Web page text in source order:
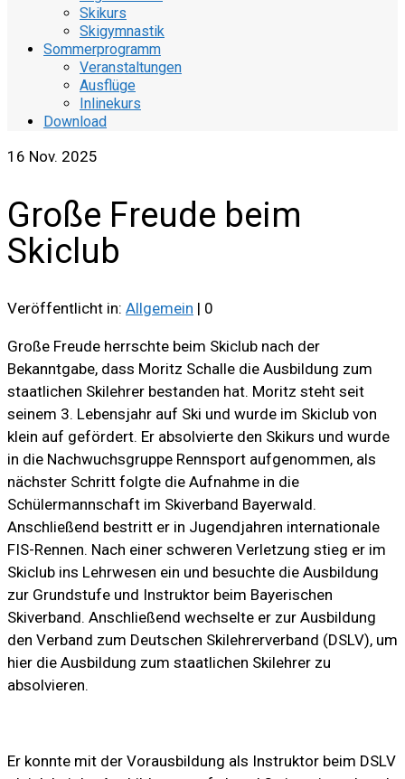
Skikurs
Skigymnastik
Sommerprogramm
Veranstaltungen
Ausflüge
Inlinekurs
Download
16 Nov. 2025
Große Freude beim
Skiclub
Veröffentlicht in: Allgemein | 0
Große Freude herrschte beim Skiclub nach der
Bekanntgabe, dass Moritz Schalle die Ausbildung zum
staatlichen Skilehrer bestanden hat. Moritz steht seit
seinem 3. Lebensjahr auf Ski und wurde im Skiclub von
klein auf gefördert. Er absolvierte den Skikurs und wurde
in die Nachwuchsgruppe Rennsport aufgenommen, als
nächster Schritt folgte die Aufnahme in die
Schülermannschaft im Skiverband Bayerwald.
Anschließend bestritt er in Jugendjahren internationale
FIS-Rennen. Nach einer schweren Verletzung stieg er im
Skiclub ins Lehrwesen ein und besuchte die Ausbildung
zur Grundstufe und Instruktor beim Bayerischen
Skiverband. Anschließend wechselte er zur Ausbildung
den Verband zum Deutschen Skilehrerverband (DSLV), um
hier die Ausbildung zum staatlichen Skilehrer zu
absolvieren.
Er konnte mit der Vorausbildung als Instruktor beim DSLV